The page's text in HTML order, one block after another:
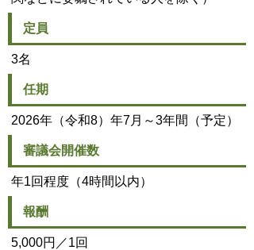
定員
3名
任期
2026年（令和8）年7月～3年間（予定）
審議会開催数
年1回程度（4時間以内）
報酬
5,000円／1回